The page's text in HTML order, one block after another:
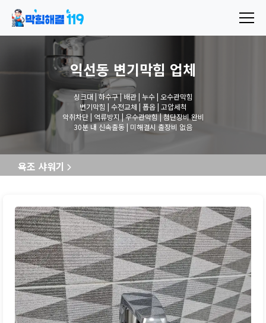
익선동 변기막힘 업체
싱크대 | 하수구 | 배관 | 누수 | 오수관막힘
변기막힘 | 수전교체 | 폽옵 | 고압세척
악취차단 | 역류방지 | 우수관막힘 | 첨단장비 완비
30분 내 신속출동 | 미해결시 출장비 없음
욕조 샤워기